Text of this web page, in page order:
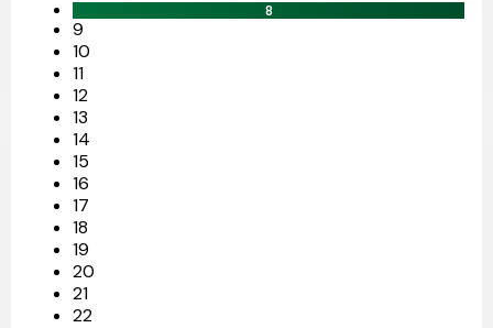
8
9
10
11
12
13
14
15
16
17
18
19
20
21
22